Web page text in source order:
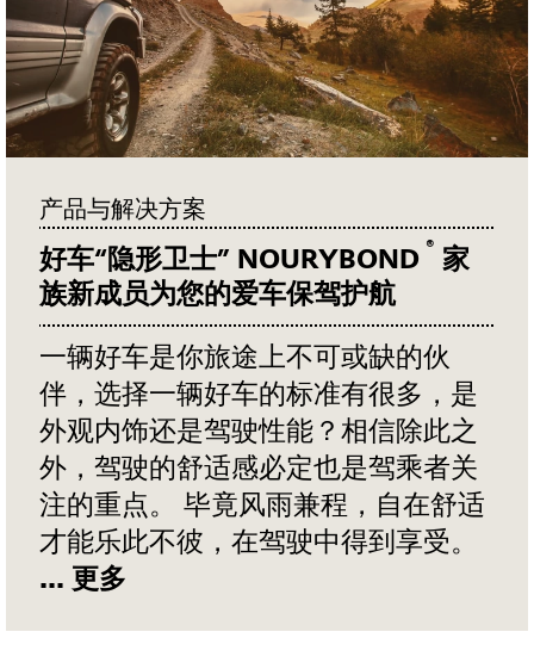
产品与解决方案
好车“隐形卫士” NOURYBOND ® 家
族新成员为您的爱车保驾护航
一辆好车是你旅途上不可或缺的伙
伴，选择一辆好车的标准有很多，是
外观内饰还是驾驶性能？相信除此之
外，驾驶的舒适感必定也是驾乘者关
注的重点。 毕竟风雨兼程，自在舒适
才能乐此不彼，在驾驶中得到享受。
... 更多